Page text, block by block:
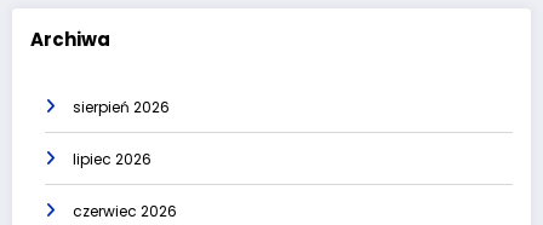
Archiwa
sierpień 2026
lipiec 2026
czerwiec 2026